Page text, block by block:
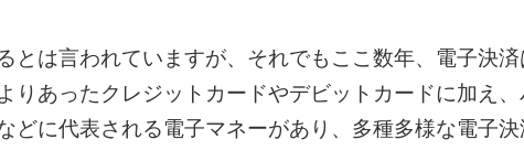
とは言われていますが、それでもここ数年、電子決済
りあったクレジットカードやデビットカードに加え、
どに代表される電子マネーがあり、多種多様な電子